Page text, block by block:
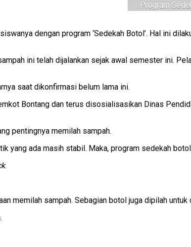
Program
dengan program ‘Sedekah Botol’. Hal ini
ini telah dijalankan sejak awal semester ini.
saat dikonfirmasi belum lama ini.
Bontang dan terus disosialisasikan Dinas
pentingnya memilah sampah.
yang ada masih stabil. Maka, program sedekah
.
memilah sampah. Sebagian botol juga dipilah untuk